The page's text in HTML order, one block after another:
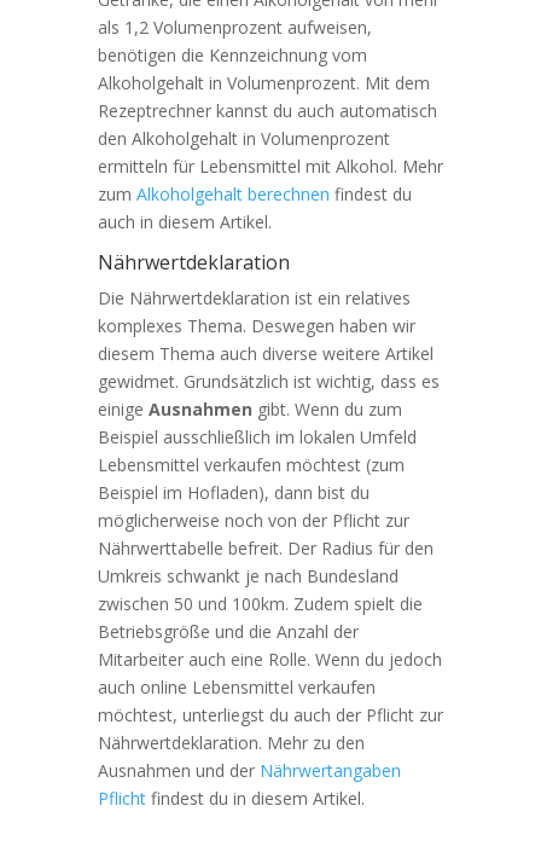
als 1,2 Volumenprozent aufweisen,
benötigen die Kennzeichnung vom
Alkoholgehalt in Volumenprozent. Mit dem
Rezeptrechner kannst du auch automatisch
den Alkoholgehalt in Volumenprozent
ermitteln für Lebensmittel mit Alkohol. Mehr
zum Alkoholgehalt berechnen findest du
auch in diesem Artikel.
Nährwertdeklaration
Die Nährwertdeklaration ist ein relatives
komplexes Thema. Deswegen haben wir
diesem Thema auch diverse weitere Artikel
gewidmet. Grundsätzlich ist wichtig, dass es
einige Ausnahmen gibt. Wenn du zum
Beispiel ausschließlich im lokalen Umfeld
Lebensmittel verkaufen möchtest (zum
Beispiel im Hofladen), dann bist du
möglicherweise noch von der Pflicht zur
Nährwerttabelle befreit. Der Radius für den
Umkreis schwankt je nach Bundesland
zwischen 50 und 100km. Zudem spielt die
Betriebsgröße und die Anzahl der
Mitarbeiter auch eine Rolle. Wenn du jedoch
auch online Lebensmittel verkaufen
möchtest, unterliegst du auch der Pflicht zur
Nährwertdeklaration. Mehr zu den
Ausnahmen und der Nährwertangaben
Pflichtfindest du in diesem Artikel.